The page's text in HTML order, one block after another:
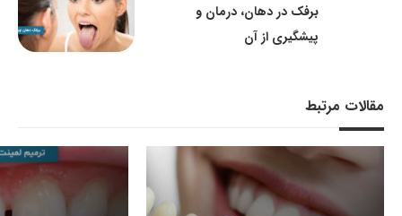
برفک در دهان، درمان و
پیشگیری از آن
مقالات مرتبط